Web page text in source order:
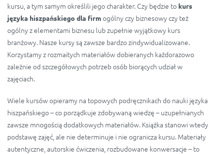
kursu, a tym samym określili jego charakter. Czy będzie to kurs
języka hiszpańskiego dla firmogólny czy biznesowy czy też
ogólny z elementami biznesu lub zupełnie wyjątkowy kurs
branżowy. Nasze kursy są zawsze bardzo zindywidualizowane.
Korzystamy z rozmaitych materiałów dobieranych każdorazowo
zależnie od szczegółowych potrzeb osób biorących udział w
zajęciach.
Wiele kursów opieramy na topowych podręcznikach do nauki języka
hiszpańskiego – co porządkuje zdobywaną wiedzę – uzupełnianych
zawsze mnogością dodatkowych materiałów. Książka stanowi wtedy
podstawę zajęć, ale nie determinuje i nie ogranicza kursu. Materiały
autentyczne, autorskie ćwiczenia, rozbudowane konwersacje – to